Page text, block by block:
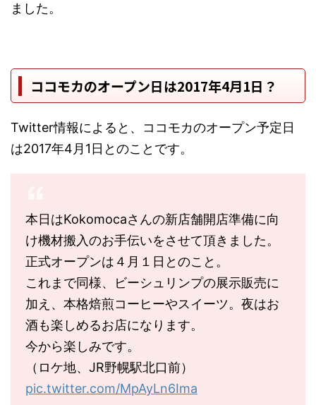
ました。
ココモカのオープン日は2017年4月1日？
Twitter情報によると、ココモカのオープン予定日
は2017年4月1日とのことです。
本日はKokomocaさんの新店舗開店準備に向
け機材搬入のお手伝いをさせて頂きました。
正式オープンは４月１日とのこと。
これまで同様、ビーシュリンプの展示販売に
加え、本格焙煎コーヒーやスイーツ。夜はお
酒も楽しめるお店になります。
今から楽しみです。
（ロケ地、JR野幌駅北口前）
pic.twitter.com/MpAyLn6Ima